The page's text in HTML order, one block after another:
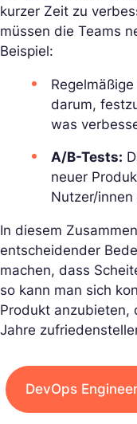
kurzer Zeit zu
müssen die Teams
Beispiel:
darum,
was
A/B-Tests:
neuer
Nutzer/
In diesem
entscheidender
machen, dass
so kann man sich
Produkt anzubieten,
Jahre
DevOps